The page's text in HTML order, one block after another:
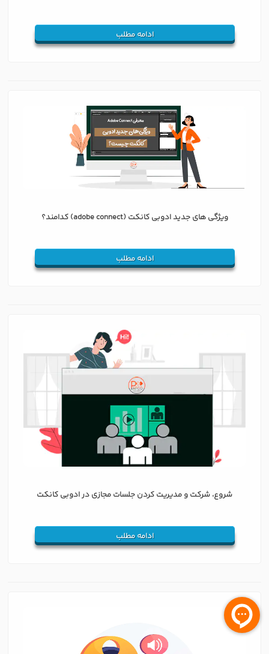
ادامه مطلب
ویژگی های جدید ادوبی کانکت (adobe connect) کدامند؟
ادامه مطلب
شروع، شرکت و مدیریت کردن جلسات مجازی در ادوبی کانکت
ادامه مطلب